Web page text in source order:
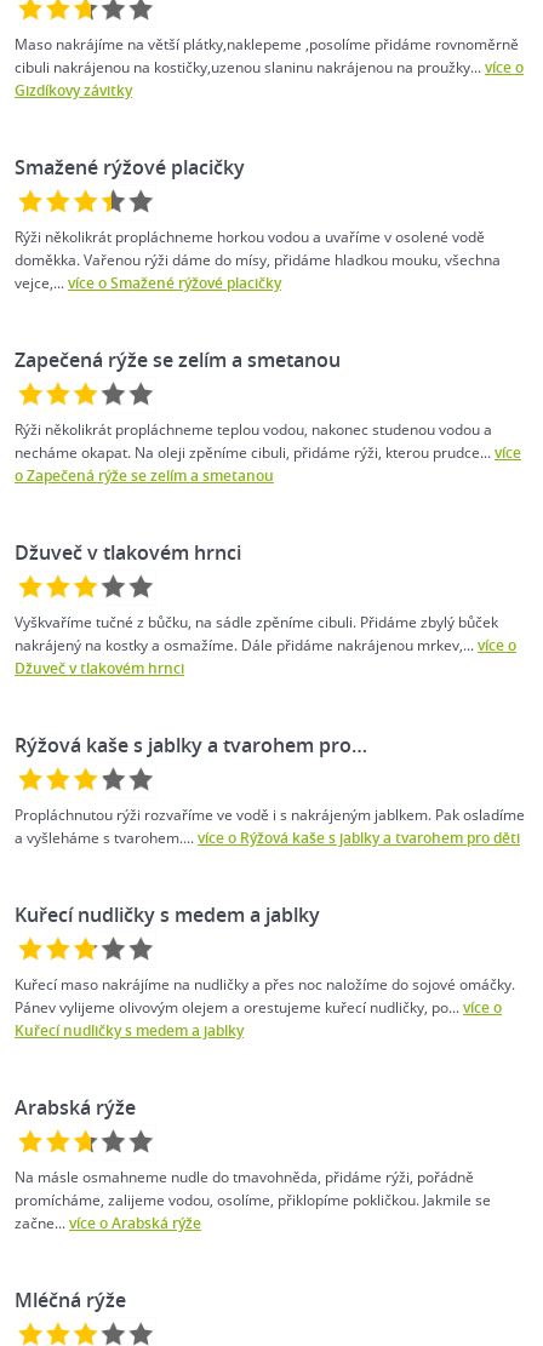
Maso nakrájíme na větší plátky,naklepeme ,posolíme přidáme rovnoměrně
cibuli nakrájenou na kostičky,uzenou slaninu nakrájenou na proužky...více o
Gizdíkovy závitky
Smažené rýžové placičky
Rýži několikrát propláchneme horkou vodou a uvaříme v osolené vodě
doměkka. Vařenou rýži dáme do mísy, přidáme hladkou mouku, všechna
vejce,...více o Smažené rýžové placičky
Zapečená rýže se zelím a smetanou
Rýži několikrát propláchneme teplou vodou, nakonec studenou vodou a
necháme okapat. Na oleji zpěníme cibuli, přidáme rýži, kterou prudce...více
o Zapečená rýže se zelím a smetanou
Džuveč v tlakovém hrnci
Vyškvaříme tučné z bůčku, na sádle zpěníme cibuli. Přidáme zbylý bůček
nakrájený na kostky a osmažíme. Dále přidáme nakrájenou mrkev,...více o
Džuveč v tlakovém hrnci
Rýžová kaše s jablky a tvarohem pro…
Propláchnutou rýži rozvaříme ve vodě i s nakrájeným jablkem. Pak osladíme
a vyšleháme s tvarohem....více o Rýžová kaše s jablky a tvarohem pro děti
Kuřecí nudličky s medem a jablky
Kuřecí maso nakrájíme na nudličky a přes noc naložíme do sojové omáčky.
Pánev vylijeme olivovým olejem a orestujeme kuřecí nudličky, po...více o
Kuřecí nudličky s medem a jablky
Arabská rýže
Na másle osmahneme nudle do tmavohněda, přidáme rýži, pořádně
promícháme, zalijeme vodou, osolíme, přiklopíme pokličkou. Jakmile se
začne...více o Arabská rýže
Mléčná rýže